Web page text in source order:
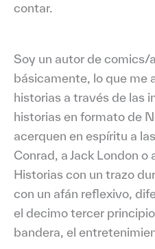
contar.
Soy un autor de comics/
básicamente, lo que me
historias a través de las
historias en formato de
acerquen en espíritu a
Conrad, a Jack London o
Historias con un trazo
con un afán reflexivo,
el decimo tercer
bandera, el